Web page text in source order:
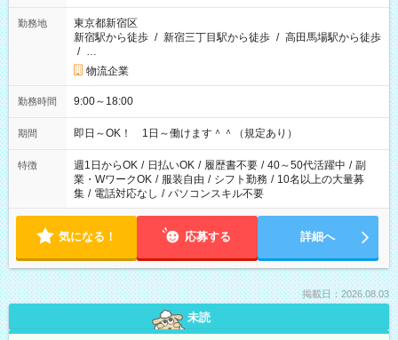
勤務地
東京都新宿区
新宿駅から徒歩 / 新宿三丁目駅から徒歩 / 高田馬場駅から徒歩
/ …
物流企業
勤務時間 9:00～18:00
期間 即日～OK！ 1日～働けます＾＾（規定あり）
特徴 週1日からOK / 日払いOK / 履歴書不要 / 40～50代活躍中 / 副
業・WワークOK / 服装自由 / シフト勤務 / 10名以上の大量募
集 / 電話対応なし / パソコンスキル不要
気になる！ 応募する 詳細へ
掲載日：2026.08.03
未読